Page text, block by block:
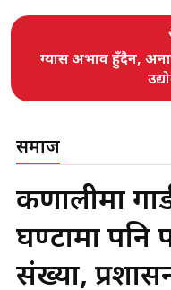
ग्यास अभाव हुँदैन,
समाज
कर्णालीमा
घण्टामा पनि
संख्या,